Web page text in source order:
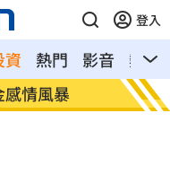
登入
資 熱門 影音
熱搜
冠廷發聲打
11縣
曝